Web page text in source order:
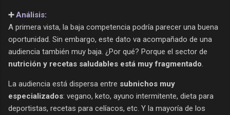
➕Análisis:
A primera vista, la baja competencia podría parecer una buena
oportunidad. Sin embargo, este dato va acompañado de una
audiencia también muy baja. ¿Por qué? Porque el sector de
nutrición y recetas saludables está muy fragmentado.
La audiencia está dispersa entre subnichos muy
especializados: vegano, keto, ayuno intermitente, dieta para
deportistas, recetas para celíacos, etc. Y la mayoría de los